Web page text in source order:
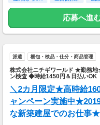
新卒・第二新卒歓迎
応募へ進
派遣 梱包・検品・仕分・商品管理
株式会社ニチギワールド ★勤務
ン検査 ◆時給1450円＆日払い
＼2カ月限定★高時給
ャンペーン実施中
な新築建屋でのお仕事